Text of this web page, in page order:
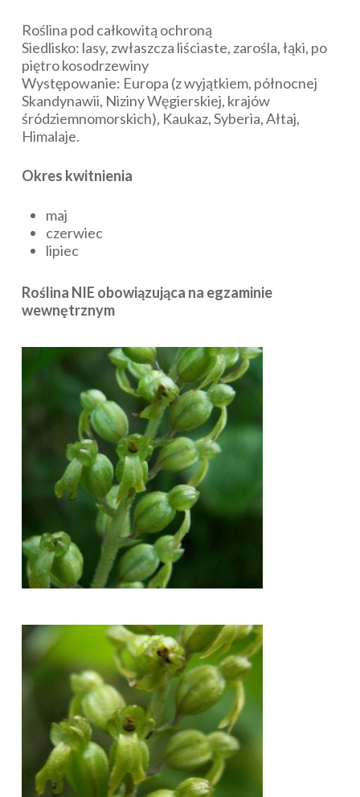
Roślina pod całkowitą ochroną
Siedlisko: lasy, zwłaszcza liściaste, zarośla, łąki, po
piętro kosodrzewiny
Występowanie: Europa (z wyjątkiem, północnej
Skandynawii, Niziny Węgierskiej, krajów
śródziemnomorskich), Kaukaz, Syberia, Ałtaj,
Himalaje.
Okres kwitnienia
maj
czerwiec
lipiec
Roślina NIE obowiązująca na egzaminie
wewnętrznym